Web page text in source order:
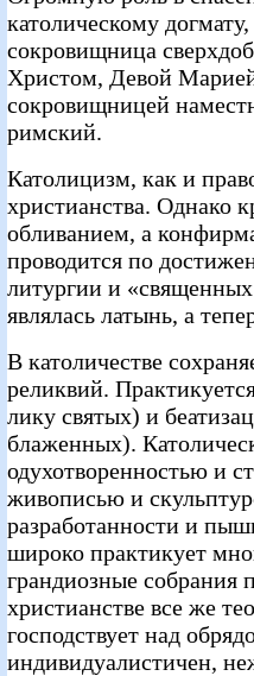
католическому
сокровищница
Христом, Девой
сокровищницей
римский.
Католицизм, как и
христианства. Однако
обливанием, а
проводится по
литургии и
являлась латынь, а
В католичестве
реликвий.
лику святых) и
блаженных).
одухотворенностью и
живописью и
разработанности и
широко практикует
грандиозные собрания
христианстве все же
господствует над
индивидуалистичен,